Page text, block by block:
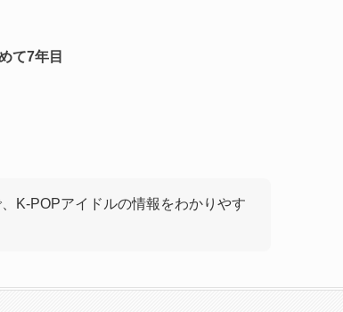
て7年目
K-POPアイドルの情報をわかりやす